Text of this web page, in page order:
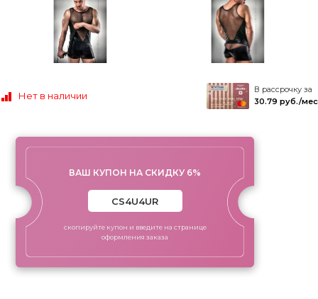
Нет в наличии
В рассрочку за
30.79 руб./мес
ВАШ КУПОН НА СКИДКУ 6%
скопируйте купон и введите на странице
оформления заказа